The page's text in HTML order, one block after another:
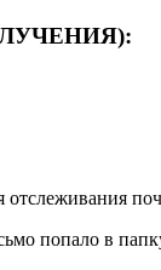
попало в